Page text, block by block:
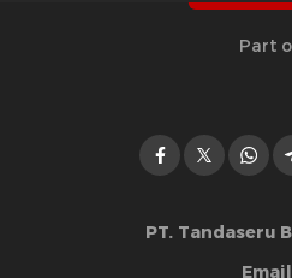
Part
PT. Tandaseru